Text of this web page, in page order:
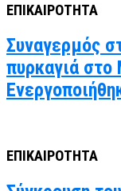
ΕΠΙΚΑΙΡΟΤΗΤΑ
Συναγερμός
πυρκαγιά
ΕΠΙΚΑΙΡΟΤΗΤΑ